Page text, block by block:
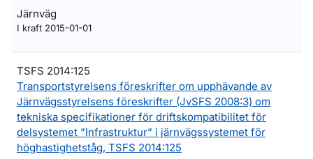
Järnväg
I kraft 2015-01-01
TSFS 2014:125
Transportstyrelsens föreskrifter om upphävande av
Järnvägsstyrelsens föreskrifter (JvSFS 2008:3) om
tekniska specifikationer för driftskompatibilitet för
delsystemet ”Infrastruktur” i järnvägssystemet för
höghastighetståg, TSFS 2014:125